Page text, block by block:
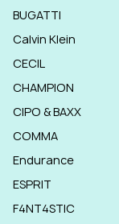
BUGATTI
Calvin Klein
CECIL
CHAMPION
CIPO & BAXX
COMMA
Endurance
ESPRIT
F4NT4STIC